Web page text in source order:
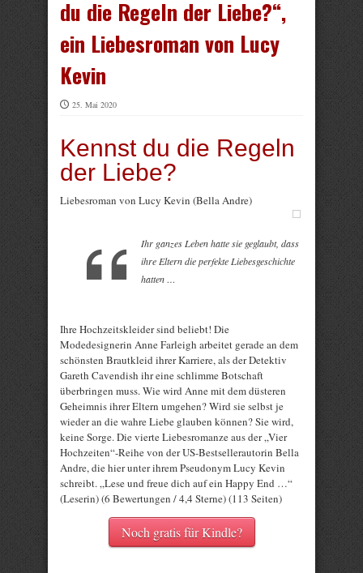
du die Regeln der Liebe?“,
ein Liebesroman von Lucy
Kevin
25. Mai 2020
Kennst du die Regeln
der Liebe?
Liebesroman von Lucy Kevin (Bella Andre)
Ihr ganzes Leben hatte sie geglaubt, dass
ihre Eltern die perfekte Liebesgeschichte
hatten …
Ihre Hochzeitskleider sind beliebt! Die
Modedesignerin Anne Farleigh arbeitet gerade an dem
schönsten Brautkleid ihrer Karriere, als der Detektiv
Gareth Cavendish ihr eine schlimme Botschaft
überbringen muss. Wie wird Anne mit dem düsteren
Geheimnis ihrer Eltern umgehen? Wird sie selbst je
wieder an die wahre Liebe glauben können? Sie wird,
keine Sorge. Die vierte Liebesromanze aus der „Vier
Hochzeiten“-Reihe von der US-Bestsellerautorin Bella
Andre, die hier unter ihrem Pseudonym Lucy Kevin
schreibt. „Lese und freue dich auf ein Happy End …“
(Leserin) (6 Bewertungen / 4,4 Sterne) (113 Seiten)
Noch gratis für Kindle?